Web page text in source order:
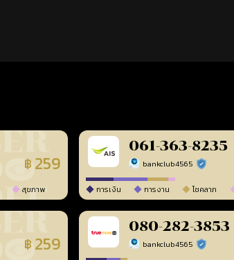
฿ 259
สุขภาพ
061-363-8235
bankclub4565 ร้านยืนยันแล้ว
การเงิน การงาน โชคลาภ
฿ 259
080-282-3853
bankclub4565 ร้านยืนยันแล้ว